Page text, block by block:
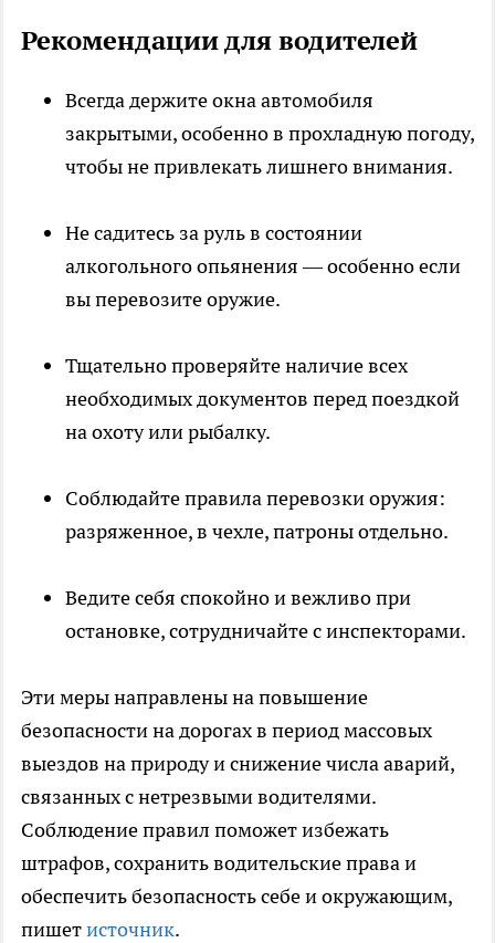
Рекомендации для водителей
Всегда держите окна автомобиля
закрытыми, особенно в прохладную погоду,
чтобы не привлекать лишнего внимания.
Не садитесь за руль в состоянии
алкогольного опьянения — особенно если
вы перевозите оружие.
Тщательно проверяйте наличие всех
необходимых документов перед поездкой
на охоту или рыбалку.
Соблюдайте правила перевозки оружия:
разряженное, в чехле, патроны отдельно.
Ведите себя спокойно и вежливо при
остановке, сотрудничайте с инспекторами.
Эти меры направлены на повышение
безопасности на дорогах в период массовых
выездов на природу и снижение числа аварий,
связанных с нетрезвыми водителями.
Соблюдение правил поможет избежать
штрафов, сохранить водительские права и
обеспечить безопасность себе и окружающим,
пишетисточник.